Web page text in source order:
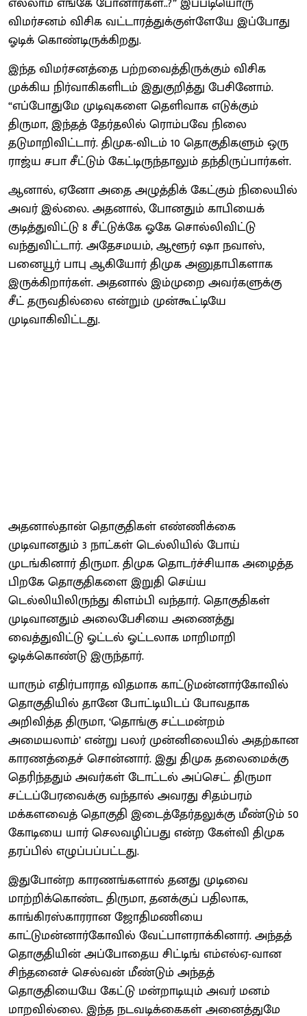
விமர்சனம் விசிக வட்டாரத்துக்குள்ளேயே இப்போது
ஓடிக் கொண்டிருக்கிறது.
இந்த விமர்சனத்தை பற்றவைத்திருக்கும் விசிக
முக்கிய நிர்வாகிகளிடம் இதுகுறித்து பேசினோம்.
“எப்போதுமே முடிவுகளை தெளிவாக எடுக்கும்
திருமா, இந்தத் தேர்தலில் ரொம்பவே நிலை
தடுமாறிவிட்டார். திமுக-விடம் 10 தொகுதிகளும் ஒரு
ராஜ்ய சபா சீட்டும் கேட்டிருந்தாலும் தந்திருப்பார்கள்.
ஆனால், ஏனோ அதை அழுத்திக் கேட்கும் நிலையில்
அவர் இல்லை. அதனால், போனதும் காபியைக்
குடித்துவிட்டு 8 சீட்டுக்கே ஓகே சொல்லிவிட்டு
வந்துவிட்டார். அதேசமயம், ஆளூர் ஷா நவாஸ்,
பனையூர் பாபு ஆகியோர் திமுக அனுதாபிகளாக
இருக்கிறார்கள். அதனால் இம்முறை அவர்களுக்கு
சீட் தருவதில்லை என்றும் முன்கூட்டியே
முடிவாகிவிட்டது.
அதனால்தான் தொகுதிகள் எண்ணிக்கை
முடிவானதும் 3 நாட்கள் டெல்லியில் போய்
முடங்கினார் திருமா. திமுக தொடர்ச்சியாக அழைத்த
பிறகே தொகுதிகளை இறுதி செய்ய
டெல்லியிலிருந்து கிளம்பி வந்தார். தொகுதிகள்
முடிவானதும் அலைபேசியை அணைத்து
வைத்துவிட்டு ஓட்டல் ஓட்டலாக மாறிமாறி
ஓடிக்கொண்டு இருந்தார்.
யாரும் எதிர்பாராத விதமாக காட்டுமன்னார்கோவில்
தொகுதியில் தானே போட்டியிடப் போவதாக
அறிவித்த திருமா, ‘தொங்கு சட்டமன்றம்
அமையலாம்’ என்று பலர் முன்னிலையில் அதற்கான
காரணத்தைச் சொன்னார். இது திமுக தலைமைக்கு
தெரிந்ததும் அவர்கள் டோட்டல் அப்செட். திருமா
சட்டப்பேரவைக்கு வந்தால் அவரது சிதம்பரம்
மக்களவைத் தொகுதி இடைத்தேர்தலுக்கு மீண்டும் 50
கோடியை யார் செலவழிப்பது என்ற கேள்வி திமுக
தரப்பில் எழுப்பப்பட்டது.
இதுபோன்ற காரணங்களால் தனது முடிவை
மாற்றிக்கொண்ட திருமா, தனக்குப் பதிலாக,
காங்கிரஸ்காரரான ஜோதிமணியை
காட்டுமன்னார்கோவில் வேட்பாளராக்கினார். அந்தத்
தொகுதியின் அப்போதைய சிட்டிங் எம்எல்ஏ-வான
சிந்தனைச் செல்வன் மீண்டும் அந்தத்
தொகுதியையே கேட்டு மன்றாடியும் அவர் மனம்
மாறவில்லை. இந்த நடவடிக்கைகள் அனைத்துமே